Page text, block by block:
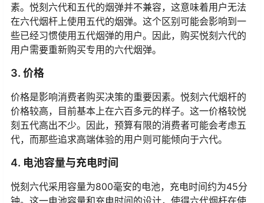
素。悦刻六代和五代的烟弹并不兼容，这意味着用户无法
在六代烟杆上使用五代的烟弹。这个区别可能会影响到一
些已经习惯使用五代烟弹的用户。因此，购买悦刻六代的
用户需要重新购买专用的六代烟弹。
3. 价格
价格是影响消费者购买决策的重要因素。悦刻六代烟杆的
价格较高，目前基本上在六百多元的样子。这一价格较悦
刻五代高出不少。因此，预算有限的消费者可能会考虑五
代，而那些追求高端体验的用户则可能倾向于六代。
4. 电池容量与充电时间
悦刻六代采用容量为800毫安的电池，充电时间约为45分